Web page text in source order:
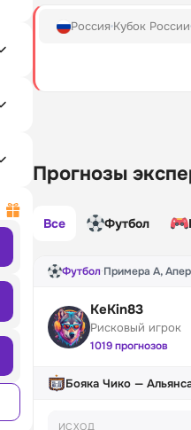
Россия Кубок России
Прогнозы
Все Футбол
Футбол·Примера А,
KeKin83
Рисковый игрок
1019 прогнозов
Бояка Чико —
ИСХОД